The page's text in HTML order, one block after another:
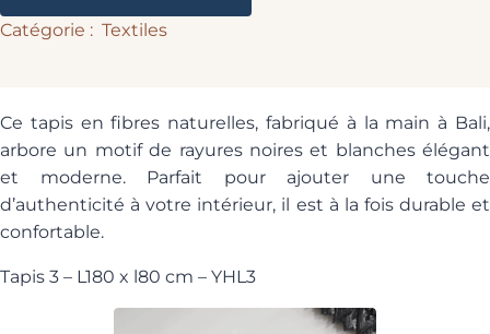
Textiles
Ce tapis en fibres naturelles, fabriqué à la main à Bali,
arbore un motif de rayures noires et blanches élégant
et moderne. Parfait pour ajouter une touche
d’authenticité à votre intérieur, il est à la fois durable et
confortable.
Tapis 3 – L180 x l80 cm – YHL3